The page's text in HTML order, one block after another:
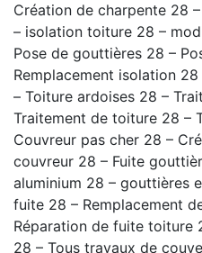
Création de charpente 28
– isolation toiture 28 –
Pose de gouttières 28 –
Remplacement isolation
– Toiture ardoises 28 –
Traitement de toiture 28 –
Couvreur pas cher 28 –
couvreur 28 – Fuite
aluminium 28 – gouttières
fuite 28 – Remplacement
Réparation de fuite toiture
28 – Tous travaux de